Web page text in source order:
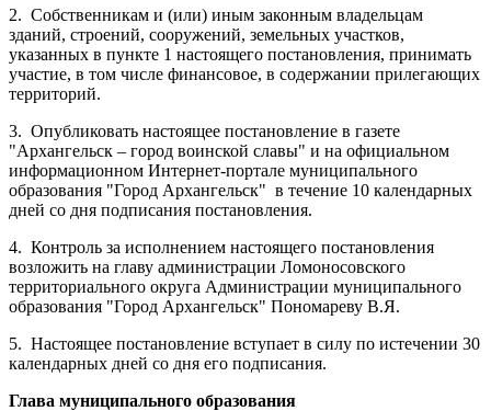
2. Собственникам и (или) иным законным владельцам
зданий, строений, сооружений, земельных участков,
указанных в пункте 1 настоящего постановления, принимать
участие, в том числе финансовое, в содержании прилегающих
территорий.
3. Опубликовать настоящее постановление в газете
"Архангельск – город воинской славы" и на официальном
информационном Интернет-портале муниципального
образования "Город Архангельск" в течение 10 календарных
дней со дня подписания постановления.
4. Контроль за исполнением настоящего постановления
возложить на главу администрации Ломоносовского
территориального округа Администрации муниципального
образования "Город Архангельск" Пономареву В.Я.
5. Настоящее постановление вступает в силу по истечении 30
календарных дней со дня его подписания.
Глава муниципального образования